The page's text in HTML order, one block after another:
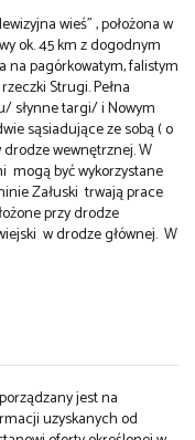
wieś" , położona w
ok. 45 km z dogodnym
na pagórkowatym, falistym
Strugi. Pełna
słynne targi/ i Nowym
sąsiadujące ze sobą ( o
drodze wewnętrznej. W
mogą być wykorzystane
Załuski trwają prace
przy drodze
w drodze głównej. W
jest na
uzyskanych od